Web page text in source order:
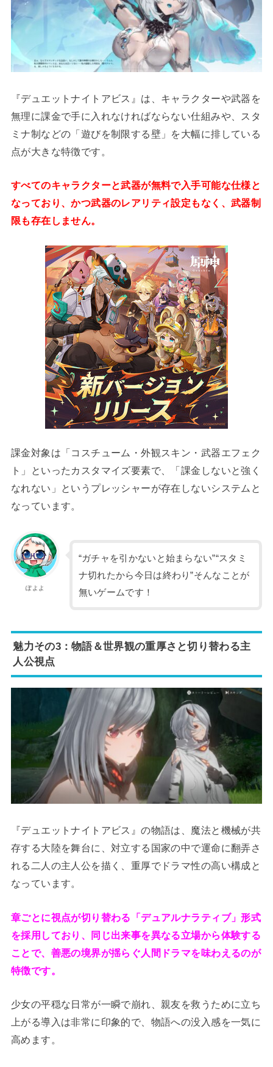
『デュエットナイトアビス』は、キャラクターや武器を
無理に課金で手に入れなければならない仕組みや、スタ
ミナ制などの「遊びを制限する壁」を大幅に排している
点が大きな特徴です。
すべてのキャラクターと武器が無料で入手可能な仕様と
なっており、かつ武器のレアリティ設定もなく、武器制
限も存在しません。
課金対象は「コスチューム・外観スキン・武器エフェク
ト」といったカスタマイズ要素で、「課金しないと強く
なれない」というプレッシャーが存在しないシステムと
なっています。
ぽよよ
“ガチャを引かないと始まらない”“スタミ
ナ切れたから今日は終わり”そんなことが
無いゲームです！
魅力その3：物語＆世界観の重厚さと切り替わる主
人公視点
『デュエットナイトアビス』の物語は、魔法と機械が共
存する大陸を舞台に、対立する国家の中で運命に翻弄さ
れる二人の主人公を描く、重厚でドラマ性の高い構成と
なっています。
章ごとに視点が切り替わる「デュアルナラティブ」形式
を採用しており、同じ出来事を異なる立場から体験する
ことで、善悪の境界が揺らぐ人間ドラマを味わえるのが
特徴です。
少女の平穏な日常が一瞬で崩れ、親友を救うために立ち
上がる導入は非常に印象的で、物語への没入感を一気に
高めます。